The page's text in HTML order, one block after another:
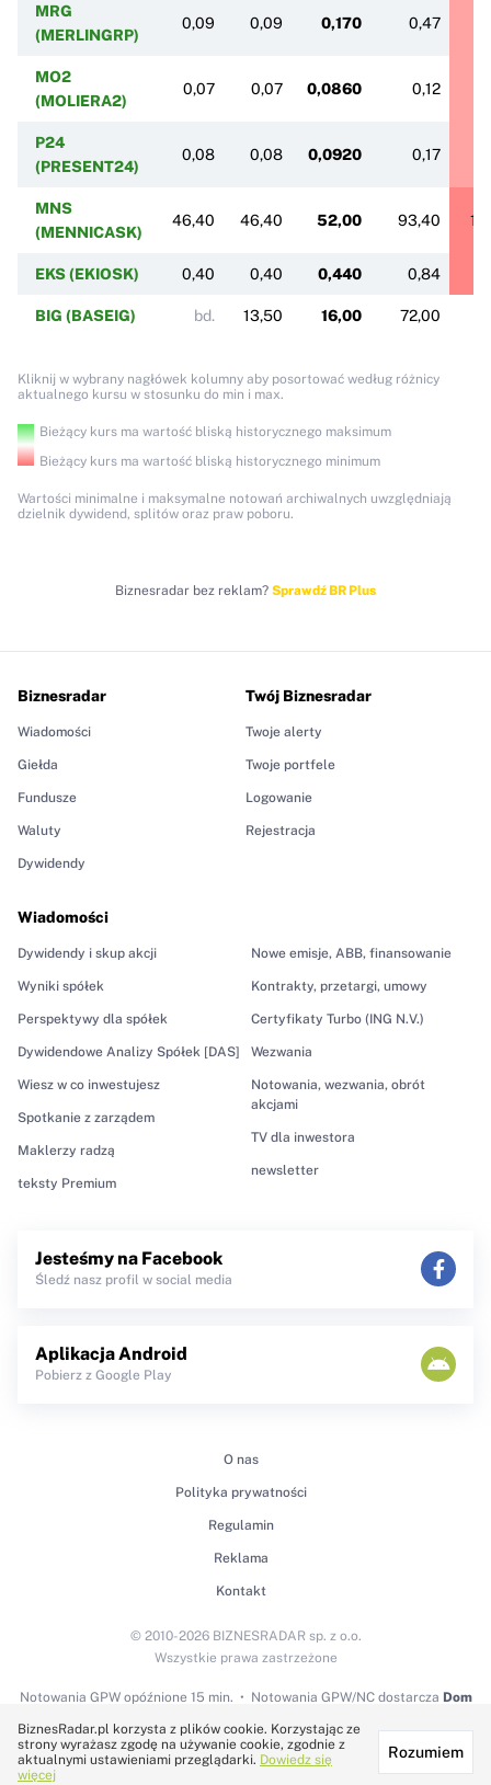
MRG
(MERLINGRP)
0,09 0,09 0,170 0,47
MO2
(MOLIERA2)
0,07 0,07 0,0860 0,12
P24
(PRESENT24)
0,08 0,08 0,0920 0,17
MNS
(MENNICASK)
46,40 46,40 52,00 93,40
EKS (EKIOSK) 0,40 0,40 0,440 0,84
BIG (BASEIG) bd. 13,50 16,00 72,00
Kliknij w wybrany nagłówek kolumny aby posortować według różnicy
aktualnego kursu w stosunku do min i max.
Bieżący kurs ma wartość bliską historycznego maksimum
Bieżący kurs ma wartość bliską historycznego minimum
Wartości minimalne i maksymalne notowań archiwalnych uwzględniają
dzielnik dywidend, splitów oraz praw poboru.
Biznesradar bez reklam? Sprawdź BR Plus
Biznesradar
Wiadomości
Giełda
Fundusze
Waluty
Dywidendy
Wiadomości
Dywidendy i skup akcji
Wyniki spółek
Perspektywy dla spółek
Dywidendowe Analizy Spółek [DAS]
Wiesz w co inwestujesz
Spotkanie z zarządem
Maklerzy radzą
teksty Premium
Nowe emisje, ABB, finansowanie
Kontrakty, przetargi, umowy
Certyfikaty Turbo (ING N.V.)
Wezwania
Notowania, wezwania, obrót
akcjami
TV dla inwestora
newsletter
Twój Biznesradar
Twoje alerty
Twoje portfele
Logowanie
Rejestracja
Jesteśmy na Facebook
Śledź nasz profil w social media
Aplikacja Android
Pobierz z Google Play
O nas
Polityka prywatności
Regulamin
Reklama
Kontakt
Notowania GPWopóźnione 15 min. Notowania GPW/NC dostarcza Dom
© 2010-2026 BIZNESRADAR sp. z o.o.
Wszystkie prawa zastrzeżone
Technologię dostarcza:
BiznesRadar.pl korzysta z plików cookie. Korzystając ze
strony wyrażasz zgodę na używanie cookie, zgodnie z
aktualnymi ustawieniami przeglądarki. Dowiedz się
więcej
Rozumiem